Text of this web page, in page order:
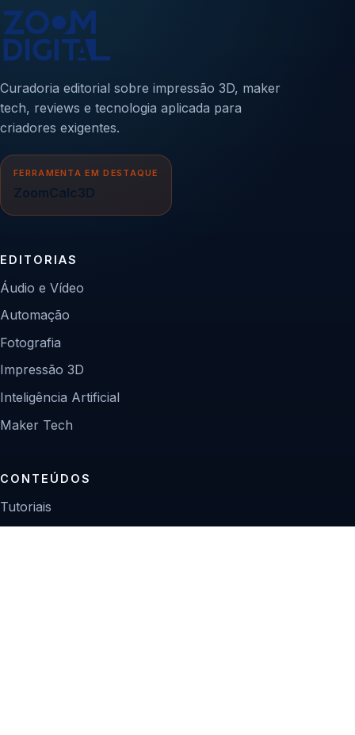
Curadoria editorial sobre impressão 3D, maker
tech, reviews e tecnologia aplicada para
criadores exigentes.
FERRAMENTA EM DESTAQUE
ZoomCalc3D
EDITORIAS
Áudio e Vídeo
Automação
Fotografia
Impressão 3D
Inteligência Artificial
Maker Tech
CONTEÚDOS
Tutoriais